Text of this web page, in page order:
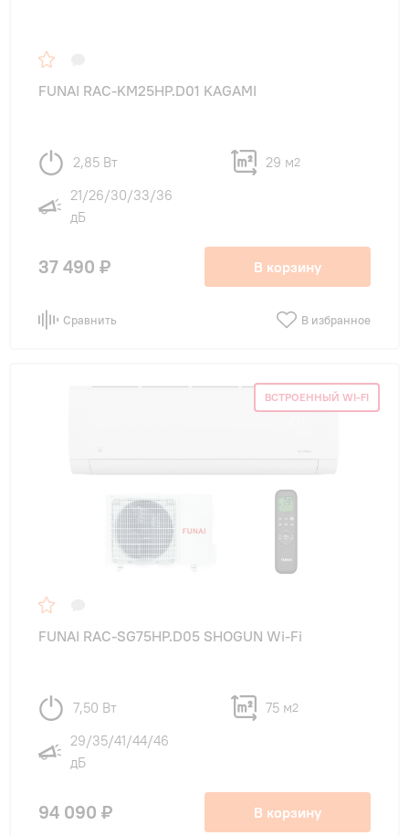
FUNAI RAC-KM25HP.D01 KAGAMI
2,85 Вт 29 м2
21/26/30/33/36
дБ
37 490 ₽ В корзину
Сравнить В избранное
ВСТРОЕННЫЙ WI-FI
FUNAI RAC-SG75HP.D05 SHOGUN Wi-Fi
7,50 Вт 75 м2
29/35/41/44/46
дБ
94 090 ₽ В корзину